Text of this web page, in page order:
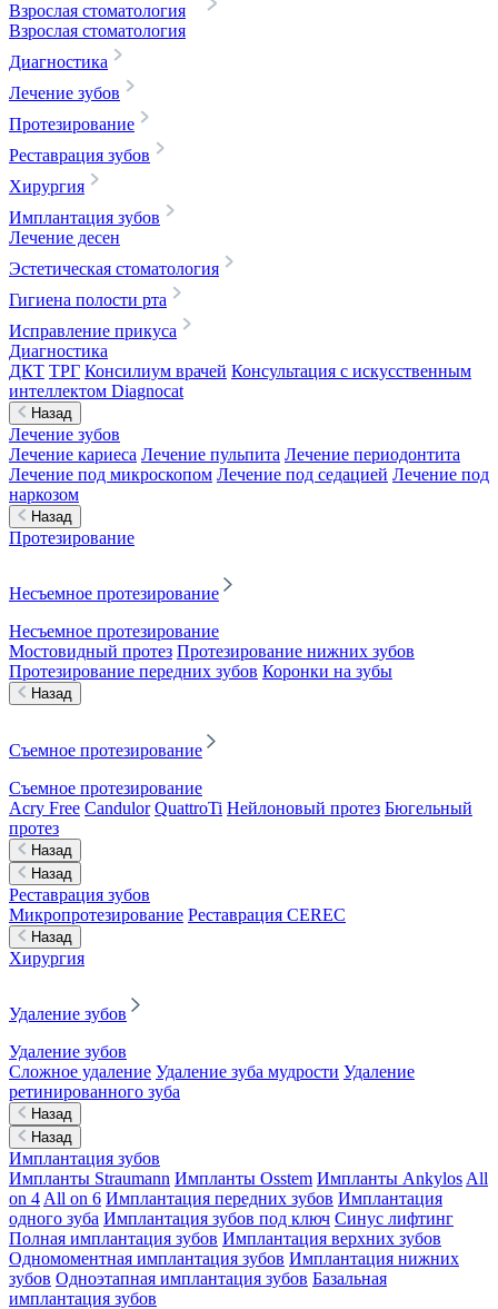
Взрослая стоматология
Взрослая стоматология
Диагностика
Лечение зубов
Протезирование
Реставрация зубов
Хирургия
Имплантация зубов
Лечение десен
Эстетическая стоматология
Гигиена полости рта
Исправление прикуса
Диагностика
ДКТ ТРГ Консилиум врачей Консультация с искусственным
интеллектом Diagnocat
Назад
Лечение зубов
Лечение кариеса Лечение пульпита Лечение периодонтита
Лечение под микроскопом Лечение под седацией Лечение под
наркозом
Назад
Протезирование
Несъемное протезирование
Несъемное протезирование
Мостовидный протез Протезирование нижних зубов
Протезирование передних зубов Коронки на зубы
Назад
Съемное протезирование
Съемное протезирование
Acry Free Candulor QuattroTi Нейлоновый протез Бюгельный
протез
Назад
Назад
Реставрация зубов
Микропротезирование Реставрация CEREC
Назад
Хирургия
Удаление зубов
Удаление зубов
Сложное удаление Удаление зуба мудрости Удаление
ретинированного зуба
Назад
Назад
Имплантация зубов
Импланты Straumann Импланты Osstem Импланты Ankylos All
on 4 All on 6 Имплантация передних зубов Имплантация
одного зуба Имплантация зубов под ключ Синус лифтинг
Полная имплантация зубов Имплантация верхних зубов
Одномоментная имплантация зубов Имплантация нижних
зубов Одноэтапная имплантация зубов Базальная
имплантация зубов